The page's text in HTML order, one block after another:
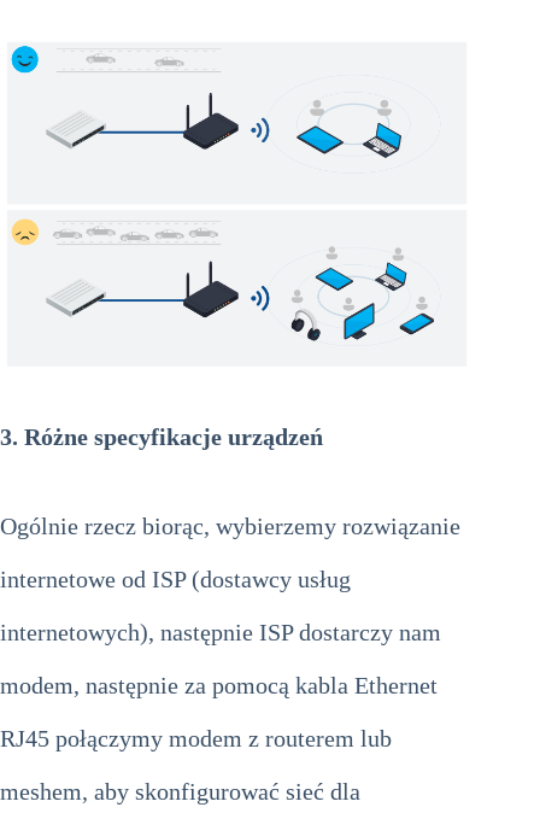
3. Różne specyfikacje urządzeń
Ogólnie rzecz biorąc, wybierzemy rozwiązanie
internetowe od ISP (dostawcy usług
internetowych), następnie ISP dostarczy nam
modem, następnie za pomocą kabla Ethernet
RJ45 połączymy modem z routerem lub
meshem, aby skonfigurować sieć dla